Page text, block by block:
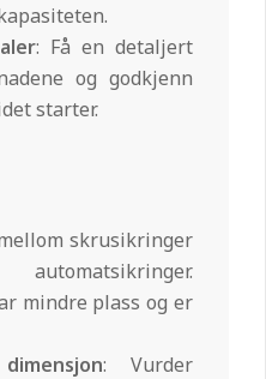
: Få en detaljert
og godkjenn
starter.
skrusikringer
mindre plass og er
: Vurder